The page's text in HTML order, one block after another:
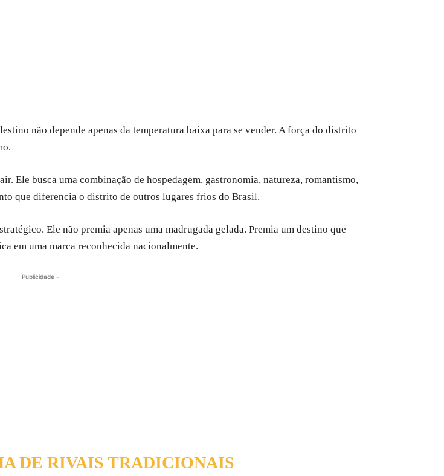
não depende apenas da temperatura baixa para se vender. A força do distrito
Ele busca uma combinação de hospedagem, gastronomia, natureza, romantismo,
que diferencia o distrito de outros lugares frios do Brasil.
Ele não premia apenas uma madrugada gelada. Premia um destino que
em uma marca reconhecida nacionalmente.
- Publicidade -
DE RIVAIS TRADICIONAIS